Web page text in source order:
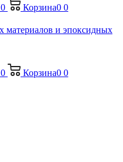
0 Корзина0 0
0 Корзина0 0